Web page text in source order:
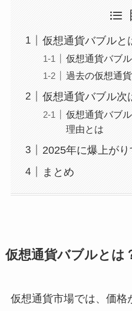
仮想通貨バブルと
仮想通貨バブ
過去の仮想通
仮想通貨バブル次
仮想通貨バブ
理由とは
2025年に爆上が
まとめ
仮想通貨バブルとは
仮想通貨市場では、価格